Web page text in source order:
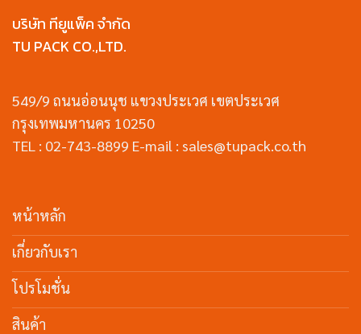
บริษัท ทียูแพ็ค จำกัด
TU PACK CO.,LTD.
549/9 ถนนอ่อนนุช แขวงประเวศ เขตประเวศ
กรุงเทพมหานคร 10250
TEL : 02-743-8899 E-mail : sales@tupack.co.th
หน้าหลัก
เกี่ยวกับเรา
โปรโมชั่น
สินค้า